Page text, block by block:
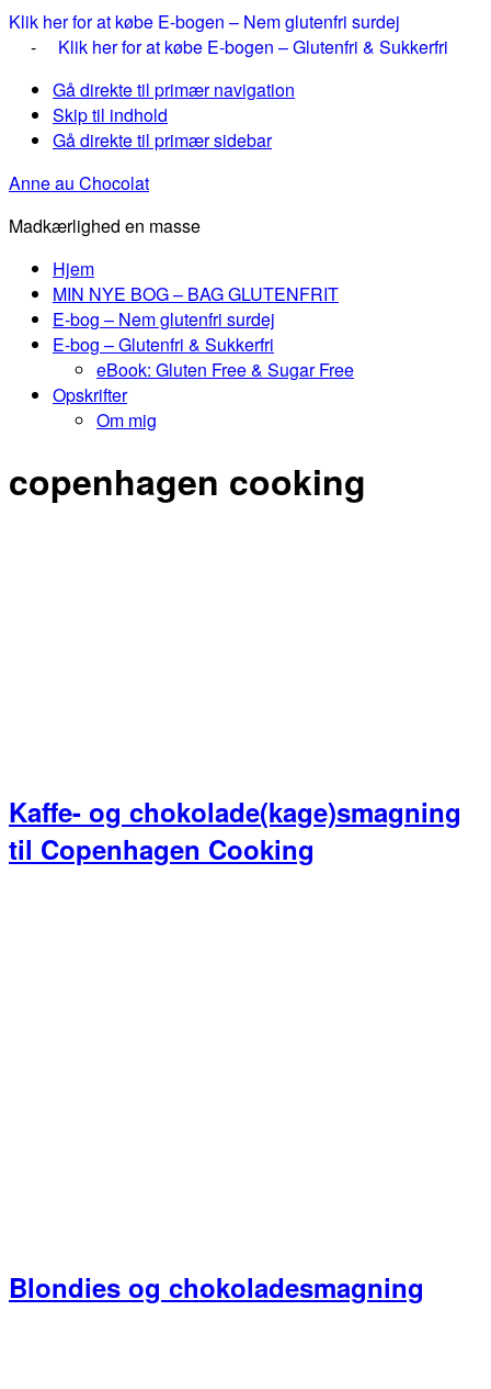
Klik her for at købe E-bogen – Nem glutenfri surdej
- Klik her for at købe E-bogen – Glutenfri & Sukkerfri
Gå direkte til primær navigation
Skip til indhold
Gå direkte til primær sidebar
Anne au Chocolat
Madkærlighed en masse
Hjem
MIN NYE BOG – BAG GLUTENFRIT
E-bog – Nem glutenfri surdej
E-bog – Glutenfri & Sukkerfri
eBook: Gluten Free & Sugar Free
Opskrifter
Om mig
copenhagen cooking
Kaffe- og chokolade(kage)smagning
til Copenhagen Cooking
Blondies og chokoladesmagning